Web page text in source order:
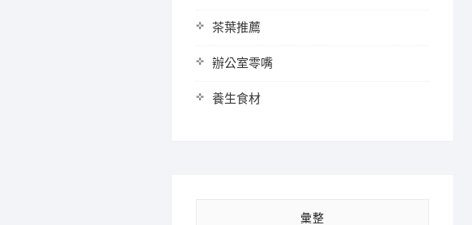
茶葉推薦
辦公室零嘴
養生食材
彙整